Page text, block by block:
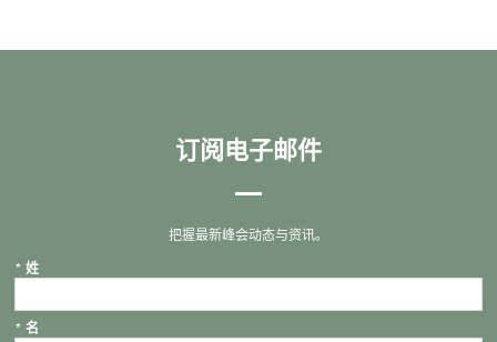
订阅电子邮件
把握最新峰会动态与资讯。
* 姓
* 名